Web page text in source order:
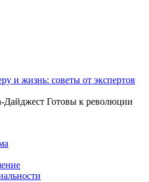
и жизнь: советы от экспертов
Дайджест Готовы к революции